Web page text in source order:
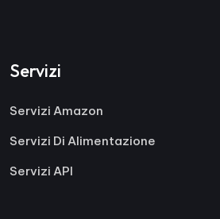
Servizi
Servizi Amazon
Servizi Di Alimentazione
Servizi API